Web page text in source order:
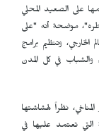
على الصعيد المحلي
موضحة أنه "على
وتنظيم برامج
والشباب في كل المدن
نظراً لهشاشتها
التي تعتمد عليها في